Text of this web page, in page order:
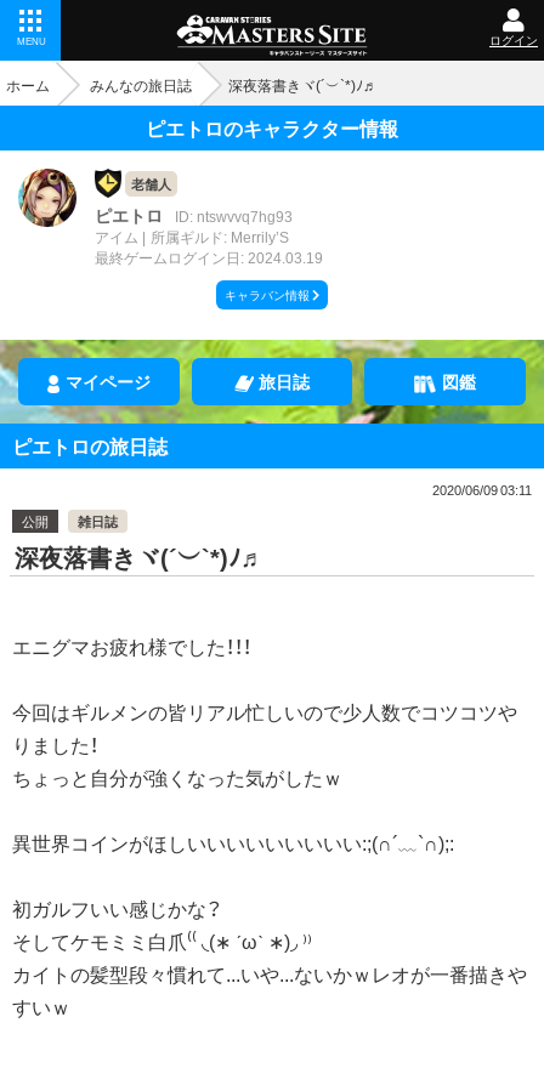
MENU ログイン
ホーム みんなの旅日誌 深夜落書きヾ(´︶`*)ﾉ♬
ピエトロのキャラクター情報
老舗人
ピエトロ
ID: ntswvvq7hg93
アイム
所属ギルド: Merrily’S
最終ゲームログイン日: 2024.03.19
キャラバン情報
マイページ 旅日誌 図鑑
ピエトロの旅日誌
2020/06/09 03:11
公開
雑日誌
深夜落書きヾ(´︶`*)ﾉ♬
エニグマお疲れ様でした！！！
今回はギルメンの皆リアル忙しいので少人数でコツコツや
りました！
ちょっと自分が強くなった気がしたｗ
異世界コインがほしいいいいいいいいい:;(∩´﹏`∩);:
初ガルフいい感じかな？
そしてケモミミ白爪⁽⁽ ◟(∗ ˊωˋ ∗)◞ ⁾⁾
カイトの髪型段々慣れて...いや...ないかｗレオが一番描きや
すいｗ